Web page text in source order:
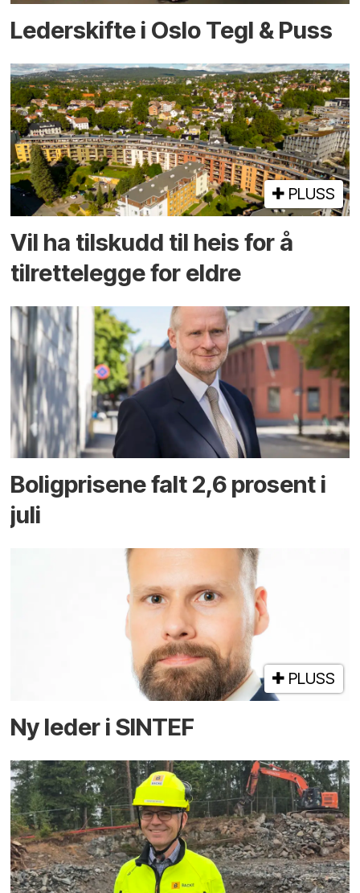
Lederskifte i Oslo Tegl & Puss
PLUSS
Vil ha tilskudd til heis for å
tilrettelegge for eldre
Boligprisene falt 2,6 prosent i
juli
PLUSS
Ny leder i SINTEF